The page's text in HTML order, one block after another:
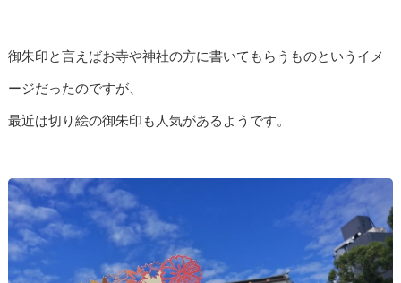
御朱印と言えばお寺や神社の方に書いてもらうものというイメ
ージだったのですが、
最近は切り絵の御朱印も人気があるようです。